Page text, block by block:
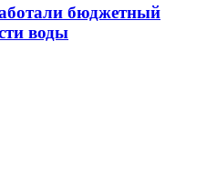
бюджетный
воды